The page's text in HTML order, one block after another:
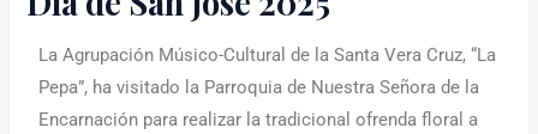
La Agrupación Músico-Cultural de la Santa Vera Cruz, “La
Pepa”, ha visitado la Parroquia de Nuestra Señora de la
Encarnación para realizar la tradicional ofrenda floral a